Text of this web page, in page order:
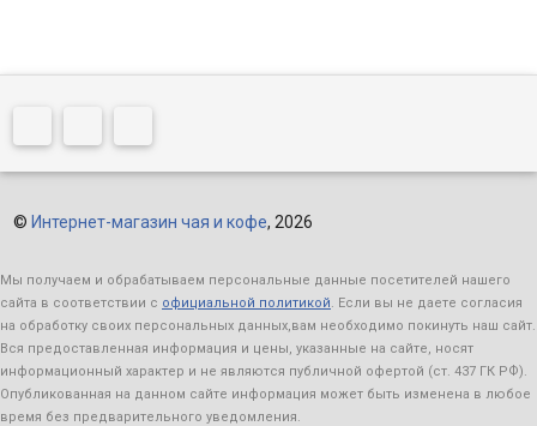
© Интернет-магазин чая и кофе, 2026
Мы получаем и обрабатываем персональные данные посетителей нашего
сайта в соответствии с официальной политикой. Если вы не даете согласия
на обработку своих персональных данных,вам необходимо покинуть наш сайт.
Вся предоставленная информация и цены, указанные на сайте, носят
информационный характер и не являются публичной офертой (ст. 437 ГК РФ).
Опубликованная на данном сайте информация может быть изменена в любое
время без предварительного уведомления.